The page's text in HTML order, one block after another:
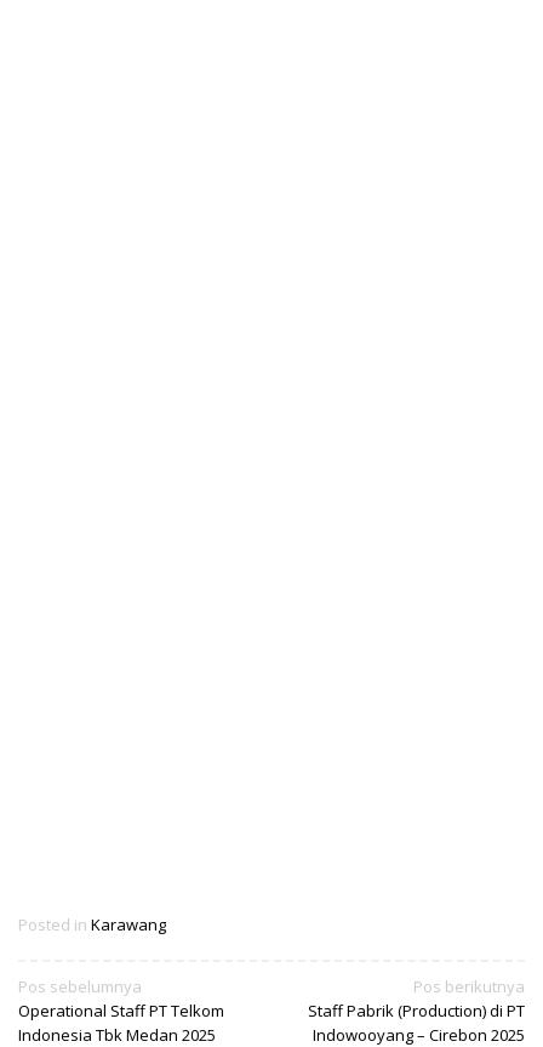
Posted in Karawang
Navigasi
pos
Pos sebelumnya
Operational Staff PT Telkom
Indonesia Tbk Medan 2025
Pos berikutnya
Staff Pabrik (Production) di PT
Indowooyang – Cirebon 2025